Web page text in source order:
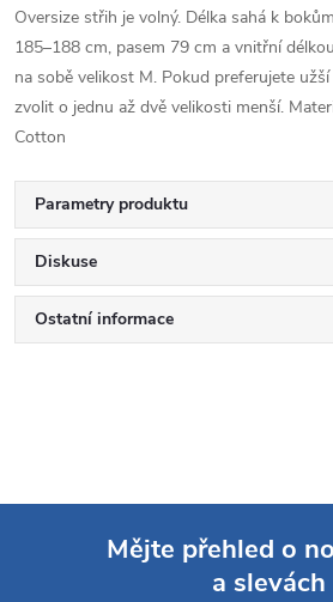
Oversize střih je volný. Délka sahá k
185–188 cm, pasem 79 cm a vnitřní
na sobě velikost M. Pokud preferujete
zvolit o jednu až dvě velikosti menší.
Cotton
Parametry produktu
Diskuse
Ostatní informace
Mějte přehled o
a slevách